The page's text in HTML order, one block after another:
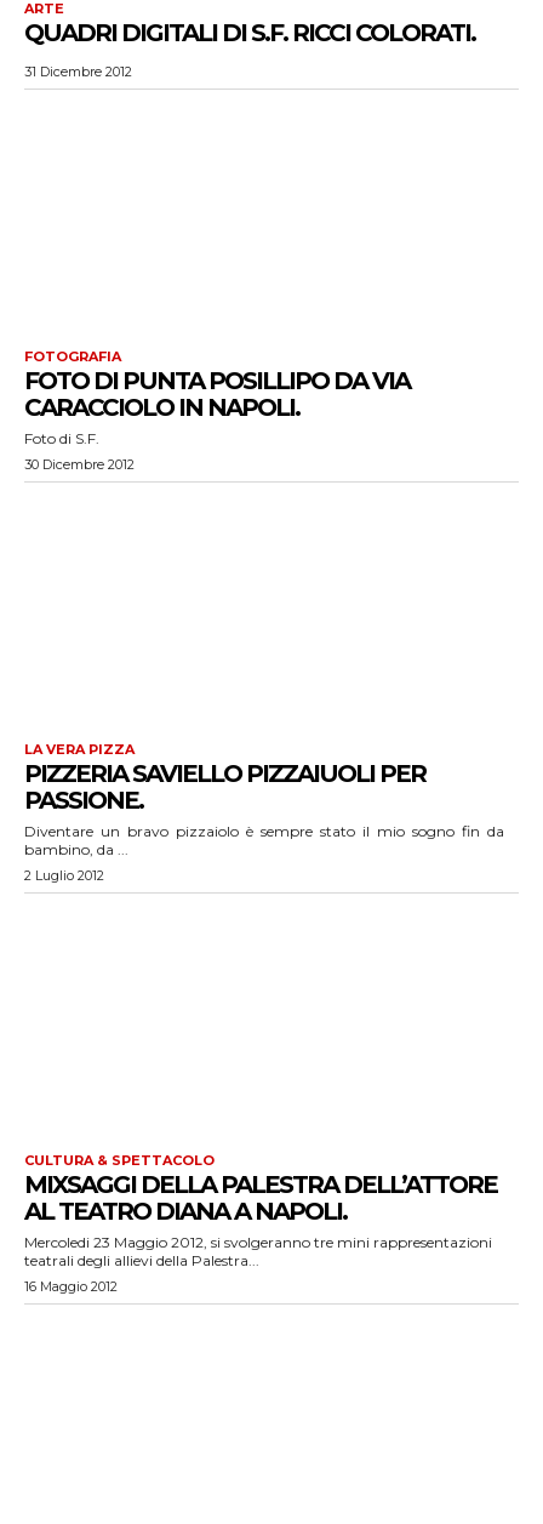
ARTE
QUADRI DIGITALI DI S.F. RICCI COLORATI.
31 Dicembre 2012
FOTOGRAFIA
FOTO DI PUNTA POSILLIPO DA VIA
CARACCIOLO IN NAPOLI.
30 Dicembre 2012
LA VERA PIZZA
PIZZERIA SAVIELLO PIZZAIUOLI PER
PASSIONE.
Diventare un bravo pizzaiolo è sempre stato il mio sogno fin da
bambino, da ...
2 Luglio 2012
CULTURA & SPETTACOLO
MIXSAGGI DELLA PALESTRA DELL’ATTORE
AL TEATRO DIANA A NAPOLI.
Mercoledi 23 Maggio 2012, si svolgeranno tre mini rappresentazioni
teatrali degli allievi della Palestra...
16 Maggio 2012